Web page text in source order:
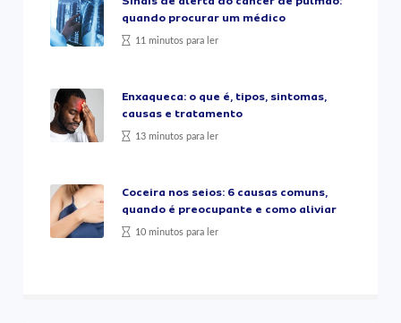
quando procurar um médico
11 minutos para ler
Enxaqueca: o que é, tipos, sintomas,
causas e tratamento
13 minutos para ler
Coceira nos seios: 6 causas comuns,
quando é preocupante e como aliviar
10 minutos para ler